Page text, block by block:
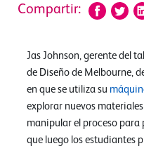
Compartir:
Jas Johnson, gerente del
de Diseño de Melbourne,
en que se utiliza su
explorar nuevos
manipular el proceso para
que luego los estudiantes